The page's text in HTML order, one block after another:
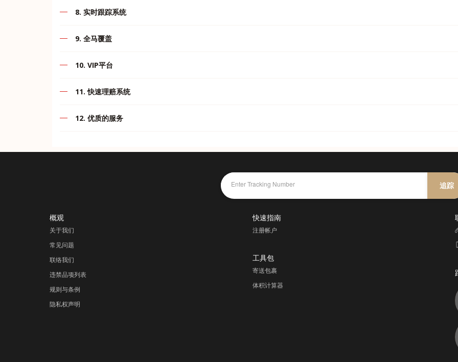
内部软件
通过这些工具，我们希望我们能够尽最大努力提供最好的服务。
8. 实时跟踪系统
9. 全马覆盖
10. VIP平台
11. 快速理赔系统
12. 优质的服务
追踪
概观
关于我们
常见问题
联络我们
违禁品项列表
规则与条例
隐私权声明
快速指南
注册帐户
工具包
寄送包裹
体积计算器